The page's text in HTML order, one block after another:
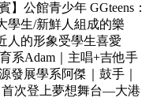
公館青少年 GGteens：
學生/新鮮人組成的樂
人的形象受學生喜愛
系Adam｜主唱+吉他手
發展學系阿傑｜鼓手｜
首次登上夢想舞台—大港